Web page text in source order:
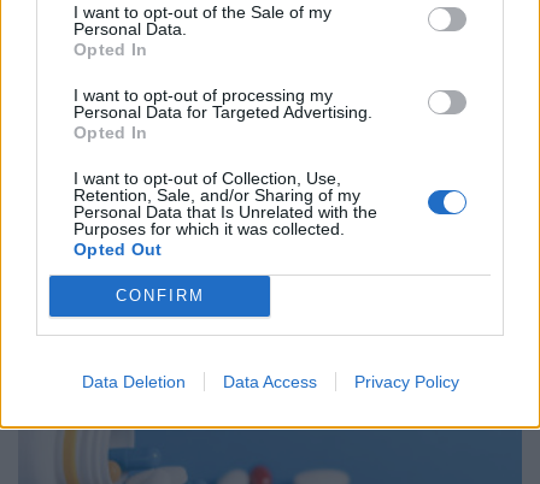
I want to opt-out of the Sale of my
Personal Data.
Opted In
I want to opt-out of processing my
Personal Data for Targeted Advertising.
Opted In
I want to opt-out of Collection, Use,
Retention, Sale, and/or Sharing of my
Personal Data that Is Unrelated with the
Purposes for which it was collected.
Opted Out
CONFIRM
Data Deletion Data Access Privacy Policy
ΕΟΠΥΥ: Παρατείνεται η θητεία της Νάντιας
Γκογκοζώτου ως μη εκτελεστικής προέδρου του
Οργανισμού
ΕΠΙΚΑΙΡΌΤΗΤΑ 24/07/2026 - 12:58